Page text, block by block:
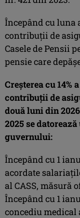
Începând cu luna
contribuţii de
Casele de Pensii
pensie care
Creşterea cu 14%
contribuţii de
două luni din
2025 se
guvernului:
Începând cu 1
acordate
al CASS, măsură
Începând cu 1
concediu medical